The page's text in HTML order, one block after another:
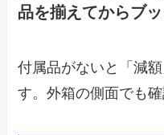
品を揃えてからブ
付属品がないと「減
す。外箱の側面でも確